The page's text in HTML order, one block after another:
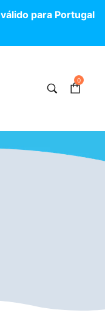
válido para Portugal
0